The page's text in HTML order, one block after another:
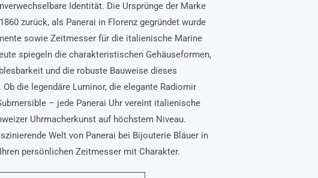
Identität. Die Ursprünge der Marke
zurück, als Panerai in Florenz gegründet wurde
sowie Zeitmesser für die italienische Marine
spiegeln die charakteristischen Gehäuseformen,
und die robuste Bauweise dieses
die legendäre Luminor, die elegante Radiomir
– jede Panerai Uhr vereint italienische
Uhrmacherkunst auf höchstem Niveau.
Welt von Panerai bei Bijouterie Bläuer in
persönlichen Zeitmesser mit Charakter.